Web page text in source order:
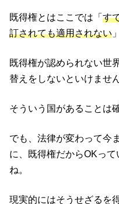
既得権とはここでは「 す
訂されても適用されない
既得権が認められない世
替えをしないといけません
そういう国があることは
でも、法律が変わって今
に、既得権だからOKっ
ね。
現実的にはそうせざるを